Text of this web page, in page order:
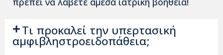
Τι προκαλεί την υπερτασική
αμφιβληστροειδοπάθεια;